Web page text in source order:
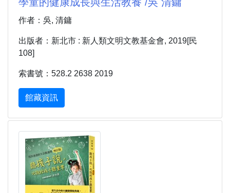
作者：吳, 清鏞
出版者：新北市 : 新人類文明文教基金會, 2019[民
108]
索書號：528.2 2638 2019
館藏資訊